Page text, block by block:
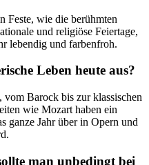
Feste, wie die berühmten
und religiöse Feiertage,
lebendig und farbenfroh.
Leben heute aus?
vom Barock bis zur klassischen
wie Mozart haben ein
ganze Jahr über in Opern und
man unbedingt bei